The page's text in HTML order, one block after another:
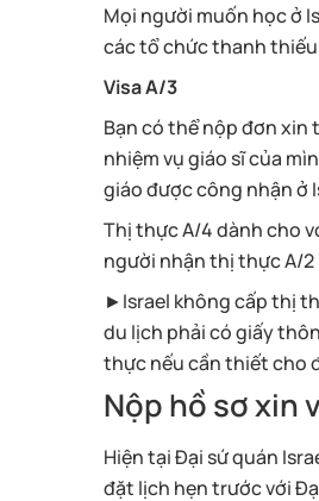
Mọi người muốn học ở
các tổ chức thanh
Visa A/3
Bạn có thể nộp đơn xin
nhiệm vụ giáo sĩ của
giáo được công nhận ở
Thị thực A/4 dành cho
người nhận thị thực A/2
►Israel không cấp thị
du lịch phải có giấy
thực nếu cần thiết cho
Nộp hồ sơ xin
Hiện tại Đại sứ quán
đặt lịch hẹn trước với